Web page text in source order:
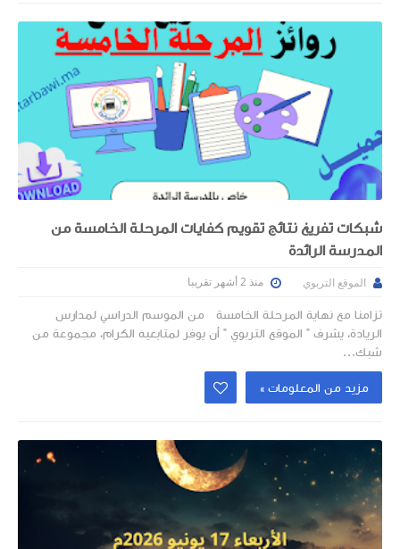
شبكات تفريغ نتائج تقويم كفايات المرحلة الخامسة من
المدرسة الرائدة
الموقع التربوي منذ 2 أشهر تقريبا
تزامنا مع نهاية المرحلة الخامسة من الموسم الدراسي لمدارس
الريادة، يشرف " الموقع التربوي " أن يوفر لمتابعيه الكرام، مجموعة من
شبك...
مزيد من المعلومات »